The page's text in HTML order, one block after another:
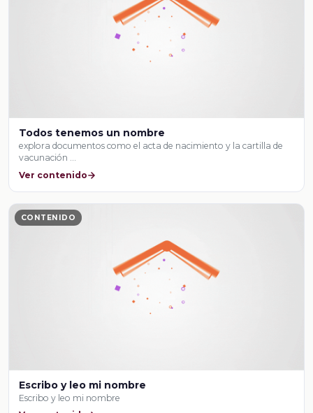
Todos tenemos un nombre
explora documentos como el acta de nacimiento y la cartilla de
vacunación …
Ver contenido
CONTENIDO
Escribo y leo mi nombre
Escribo y leo mi nombre